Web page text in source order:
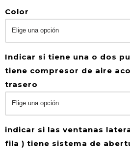
Color
Indicar si tiene una o dos
tiene compresor de aire
trasero
indicar si las ventanas
fila ) tiene sistema de